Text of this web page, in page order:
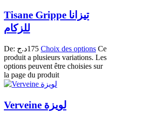
Tisane Grippe تيزانا
للزكام
De: 175د.ج Choix des options Ce
produit a plusieurs variations. Les
options peuvent être choisies sur
la page du produit
Verveine لويزة